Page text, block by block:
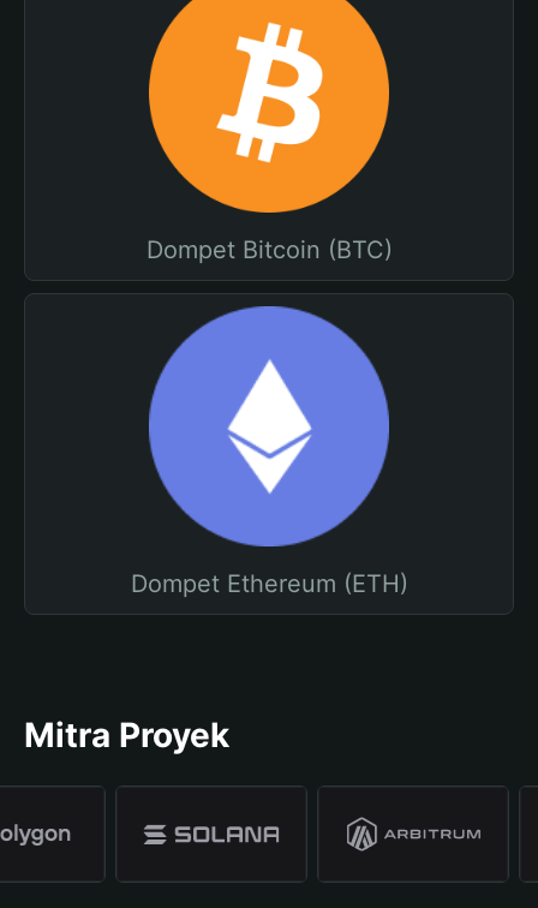
Dompet Bitcoin (BTC)
Dompet Ethereum (ETH)
Mitra Proyek